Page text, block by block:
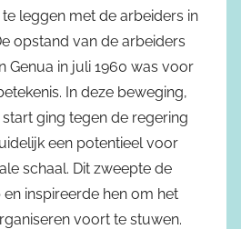
leggen met de arbeiders in
opstand van de arbeiders
Genua in juli 1960 was voor
In deze beweging,
ging tegen de regering
een potentieel voor
schaal. Dit zweepte de
inspireerde hen om het
voort te stuwen.